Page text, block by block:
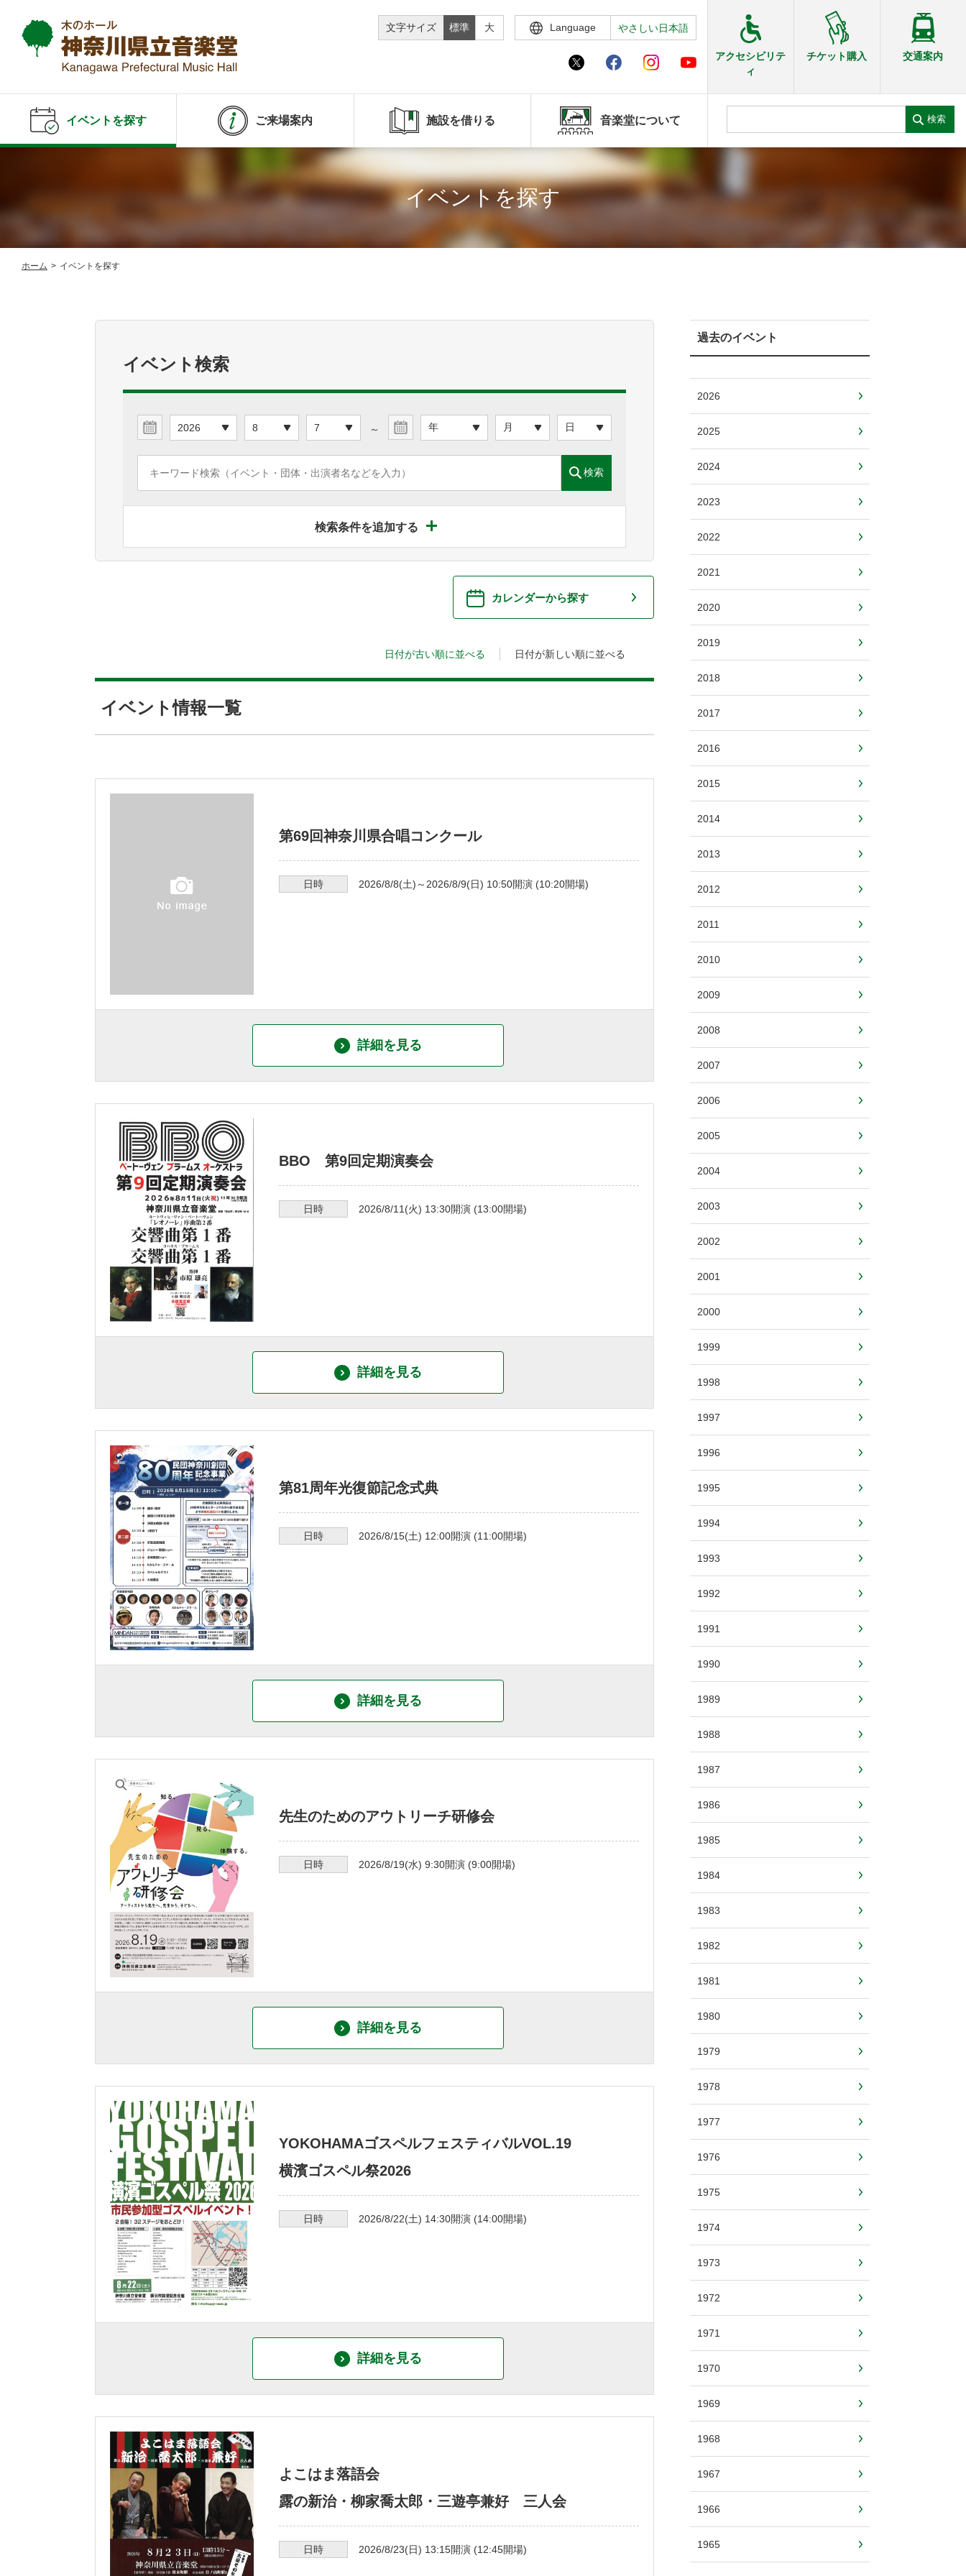
文字サイズ 標準 大 Language やさしい日本語
アクセシビリテ
ィ
チケット購入 交通案内
イベントを探す ご来場案内 施設を借りる 音楽堂について 検索
イベントを探す
ホーム > イベントを探す
イベント検索
～
検索
検索条件を追加する
カレンダーから探す
日付が古い順に並べる 日付が新しい順に並べる
イベント情報一覧
第69回神奈川県合唱コンクール
日時 2026/8/8(土)～ 2026/8/9(日) 10:50開演 (10:20開場)
詳細を見る
BBO 第9回定期演奏会
日時 2026/8/11 (火) 13:30開演 (13:00開場)
詳細を見る
第81周年光復節記念式典
日時 2026/8/15(土) 12:00開演 (11:00開場)
詳細を見る
先生のためのアウトリーチ研修会
日時 2026/8/19(水) 9:30開演 (9:00開場)
詳細を見る
YOKOHAMAゴスペルフェスティバルVOL.19
横濱ゴスペル祭2026
日時 2026/8/22(土) 14:30開演 (14:00開場)
詳細を見る
よこはま落語会
露の新治・柳家喬太郎・三遊亭兼好 三人会
日時 2026/8/23(日) 13:15開演 (12:45開場)
過去のイベント
2026
2025
2024
2023
2022
2021
2020
2019
2018
2017
2016
2015
2014
2013
2012
2011
2010
2009
2008
2007
2006
2005
2004
2003
2002
2001
2000
1999
1998
1997
1996
1995
1994
1993
1992
1991
1990
1989
1988
1987
1986
1985
1984
1983
1982
1981
1980
1979
1978
1977
1976
1975
1974
1973
1972
1971
1970
1969
1968
1967
1966
1965